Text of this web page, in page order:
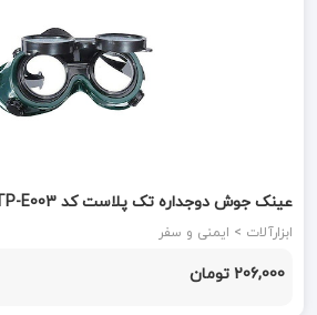
عینک جوش دوجداره تک پلاست کد TP-E003
ابزارآلات > ایمنی و سفر
206,000 تومان